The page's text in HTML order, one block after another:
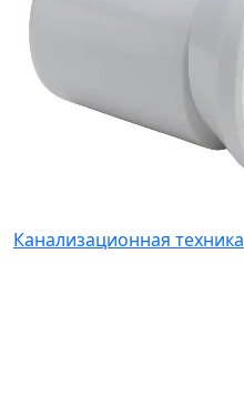
Канализационная техника